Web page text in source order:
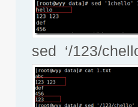
sed ‘/123/